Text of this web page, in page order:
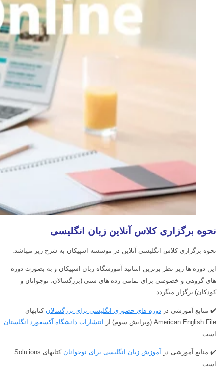
نحوه برگزاری کلاس آنلاین زبان انگلیسی
نحوه برگزاری کلاس انگلیسی آنلاین در موسسه اسپیکان به شرح زیر میباشد.
این دوره ها زیر نظر برترین اساتید آموزشگاه زبان اسپیکان و به بصورت دوره
های گروهی و خصوصی برای تمامی رده های سنی (بزرگسالان، نوجوانان و
کودکان) برگزار میگردد.
✔️ منابع آموزشی در دوره های حضوری انگلیسی برای بزرگسالان کتابهای
American English File (ویرایش سوم) از
انتشارات دانشگاه آکسفورد انگلستان
است.
✔️ منابع آموزشی در آموزش زبان انگلیسی برای نوجوانان
کتابهای Solutions
است.